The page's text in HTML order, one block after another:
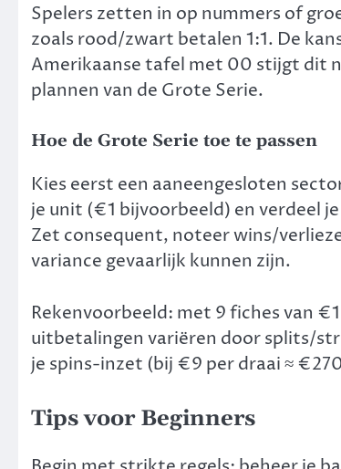
Spelers zetten in op nummers of
zoals rood/zwart betalen 1:1. De
Amerikaanse tafel met 00 stijgt dit
plannen van de Grote Serie.
Hoe de Grote Serie toe te passen
Kies eerst een aaneengesloten
je unit (€1 bijvoorbeeld) en verdeel
Zet consequent, noteer wins/
variance gevaarlijk kunnen zijn.
Rekenvoorbeeld: met 9 fiches van
uitbetalingen variëren door splits/
je spins-inzet (bij €9 per draai ≈
Tips voor Beginners